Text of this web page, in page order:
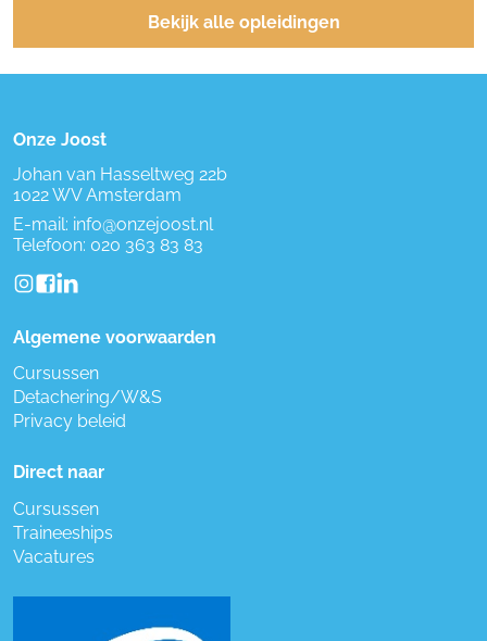
Bekijk alle opleidingen
Onze Joost
Johan van Hasseltweg 22b
1022 WV Amsterdam
E-mail: info@onzejoost.nl
Telefoon: 020 363 83 83
Algemene voorwaarden
Cursussen
Detachering/W&S
Privacy beleid
Direct naar
Cursussen
Traineeships
Vacatures